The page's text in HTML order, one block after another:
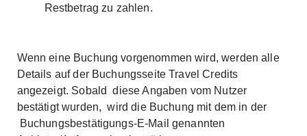
Restbetrag zu zahlen.
Wenn eine Buchung vorgenommen wird, werden alle
Details auf der Buchungsseite Travel Credits
angezeigt. Sobald diese Angaben vom Nutzer
bestätigt wurden, wird die Buchung mit dem in der
Buchungsbestätigungs-E-Mail genannten